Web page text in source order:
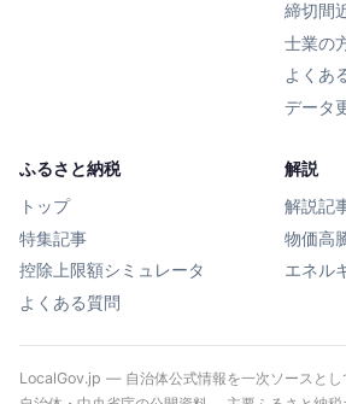
締切間
士業の
よくあ
データ
ふるさと納税
トップ
特集記事
控除上限額シミュレータ
よくある質問
解説
解説記
物価高
エネル
LocalGov.jp — 自治体公式情報を一次ソースとし